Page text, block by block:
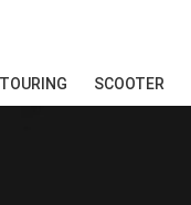
TOURING SCOOTER